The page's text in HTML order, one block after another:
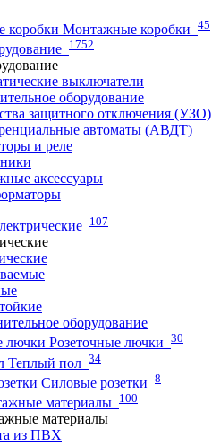
Монтажные коробки 45
1752
выключатели
оборудование
защитного отключения (УЗО)
автоматы (АВДТ)
и реле
аксессуары
107
оборудование
Розеточные лючки 30
Теплый пол 34
Силовые розетки 8
материалы 100
материалы
из ПВХ